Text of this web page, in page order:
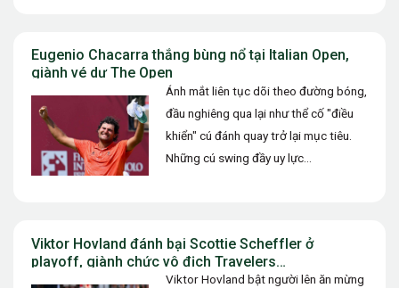
Eugenio Chacarra thắng bùng nổ tại Italian Open,
giành vé dự The Open
Ánh mắt liên tục dõi theo đường bóng,
đầu nghiêng qua lại như thể cố "điều
khiển" cú đánh quay trở lại mục tiêu.
Những cú swing đầy uy lực…
Viktor Hovland đánh bại Scottie Scheffler ở
playoff, giành chức vô địch Travelers
Viktor Hovland bật người lên ăn mừng